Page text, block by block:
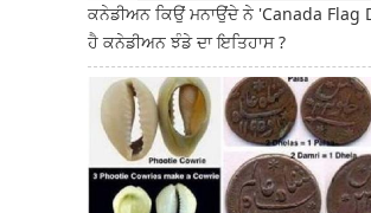
ਕਨੇਡੀਅਨ ਕਿਉਂ ਮਨਾਉਂਦੇ ਨੇ 'Canada Flag
ਹੈ ਕਨੇਡੀਅਨ ਝੰਡੇ ਦਾ ਇਤਿਹਾਸ ?